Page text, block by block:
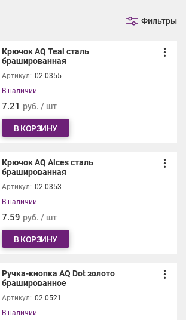
Фильтры
Крючок AQ Teal сталь
брашированная
Артикул: 02.0355
В наличии
7.21 руб. / шт
В КОРЗИНУ
Крючок AQ Alces сталь
брашированная
Артикул: 02.0353
В наличии
7.59 руб. / шт
В КОРЗИНУ
Ручка-кнопка AQ Dot золото
брашированное
Артикул: 02.0521
В наличии